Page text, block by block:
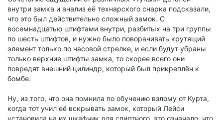
внутри замка и анализ её технарского снарка подсказали,
что это был действительно сложный замок. С
восемнадцатью штифтами внутри, разбитых на три группы
по шесть штифтов, и нужно было поворачивать крутящий
элемент только по часовой стрелке, и если будут убраны
только верхние штифты замка, то скорее всего они
повредят внешний цилиндр, который был прикреплён к
бомбе.
Ну, из того, что она помнила по обучению взлому от Курта,
когда тот учил её вскрывать замок, который Лейси
установила на их шкафчик для спиртного, это означало, что